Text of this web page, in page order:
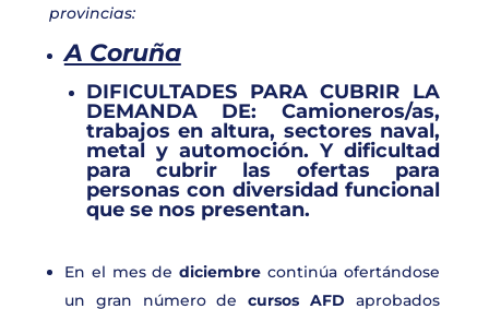
provincias:
A Coruña
DIFICULTADES PARA CUBRIR LA
DEMANDA DE:Camioneros/as,
trabajos en altura, sectores naval,
metal y automoción. Y dificultad
para cubrir las ofertas para
personas con diversidad funcional
que se nos presentan.
En el mes dediciembre continúa ofertándose
un gran número decursos AFD aprobados